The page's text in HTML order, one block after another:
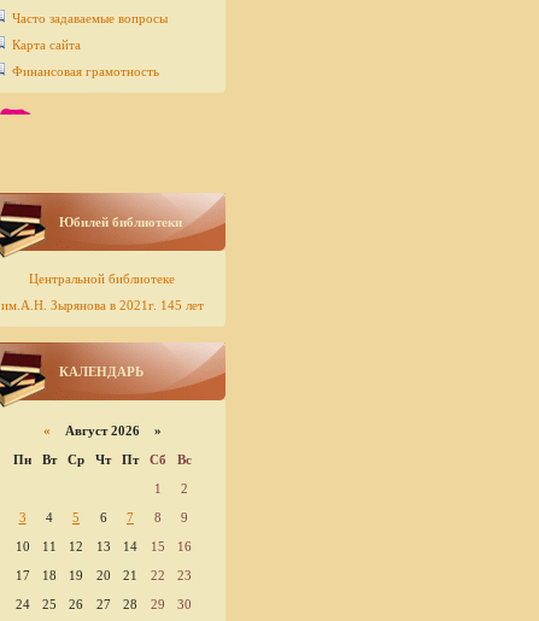
Часто задаваемые вопросы
Карта сайта
Финансовая грамотность
Юбилей библиотеки
Центральной библиотеке
им.А.Н. Зырянова в 2021г. 145 лет
КАЛЕНДАРЬ
« Август 2026 »
Пн
Вт Ср Чт Пт Сб
Вс
1
2
3
4 5 6 7 8
9
10
11 12 13 14 15
16
17
18 19 20 21 22
23
24
25 26 27 28 29 30